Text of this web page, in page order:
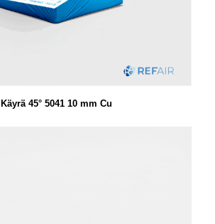
Käyrä 45° 5041 10 mm Cu